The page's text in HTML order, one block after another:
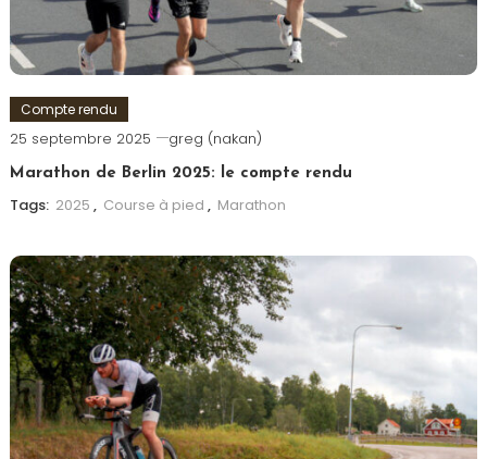
Compte rendu
25 septembre 2025 greg (nakan)
Marathon de Berlin 2025: le compte rendu
Tags: 2025 , Course à pied , Marathon